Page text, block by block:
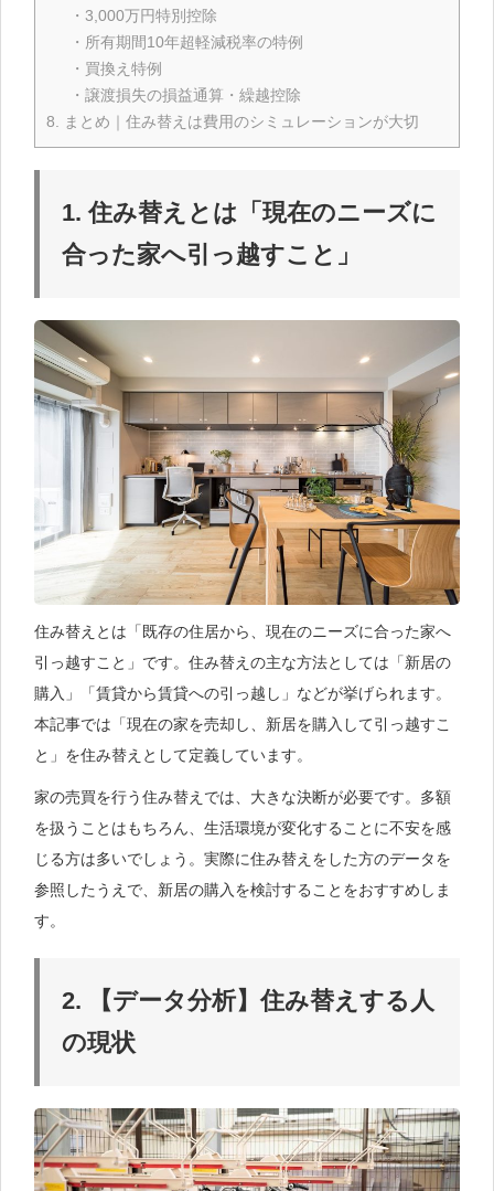
・3,000万円特別控除
・所有期間10年超軽減税率の特例
・買換え特例
・譲渡損失の損益通算・繰越控除
8. まとめ｜住み替えは費用のシミュレーションが大切
1. 住み替えとは「現在のニーズに
合った家へ引っ越すこと」
住み替えとは「既存の住居から、現在のニーズに合った家へ
引っ越すこと」です。住み替えの主な方法としては「新居の
購入」「賃貸から賃貸への引っ越し」などが挙げられます。
本記事では「現在の家を売却し、新居を購入して引っ越すこ
と」を住み替えとして定義しています。
家の売買を行う住み替えでは、大きな決断が必要です。多額
を扱うことはもちろん、生活環境が変化することに不安を感
じる方は多いでしょう。実際に住み替えをした方のデータを
参照したうえで、新居の購入を検討することをおすすめしま
す。
2. 【データ分析】住み替えする人
の現状